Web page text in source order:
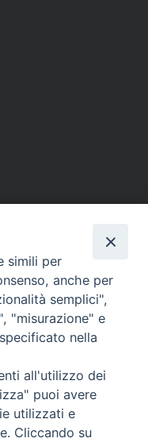
Savorgnano del Torre,
Magredis, Ravosa e Salt
un nuovo parroco,
don Michele Lacovig
© Arcidiocesi di Udine 2018
Tel. 0432.414.511 - Fax
simili per
anche per
semplici",
"misurazione" e
nella
all'utilizzo dei
puoi avere
utilizzati e
Cliccando su